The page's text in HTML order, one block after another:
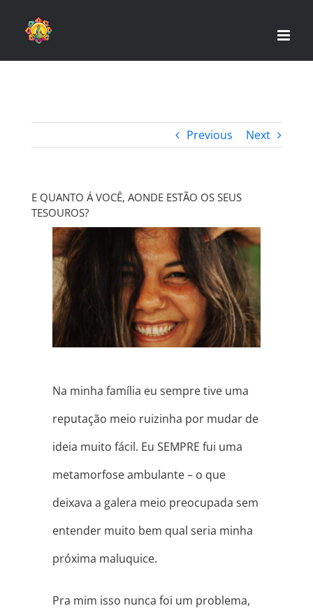
Previous Next
E QUANTO Á VOCÊ, AONDE ESTÃO OS SEUS
TESOUROS?
Na minha família eu sempre tive uma
reputação meio ruizinha por mudar de
ideia muito fácil. Eu SEMPRE fui uma
metamorfose ambulante – o que
deixava a galera meio preocupada sem
entender muito bem qual seria minha
próxima maluquice.
Pra mim isso nunca foi um problema,